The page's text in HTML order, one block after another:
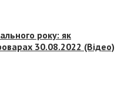
року: як
30.08.2022 (Відео)